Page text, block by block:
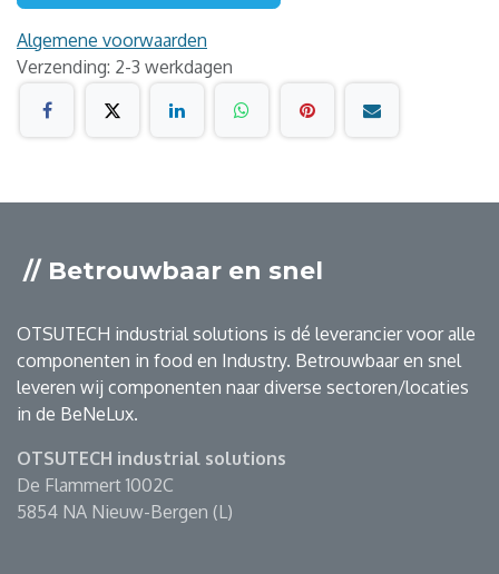
Algemene voorwaarden
Verzending: 2-3 werkdagen
// Betrouwbaar en snel
OTSUTECH industrial solutions is dé leverancier voor alle
componenten in food en Industry. Betrouwbaar en snel
leveren wij componenten naar diverse sectoren/locaties
in de BeNeLux.
OTSUTECH industrial solutions
De Flammert 1002C
5854 NA Nieuw-Bergen (L)